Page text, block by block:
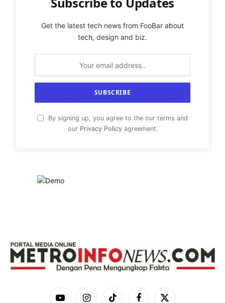
Get the latest tech news from FooBar about
tech, design and biz.
By signing up, you agree to the our terms and
our Privacy Policyagreement.